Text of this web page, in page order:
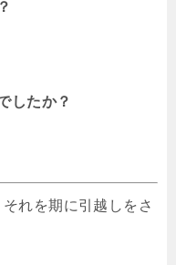
したか？
れを期に引越しをさ